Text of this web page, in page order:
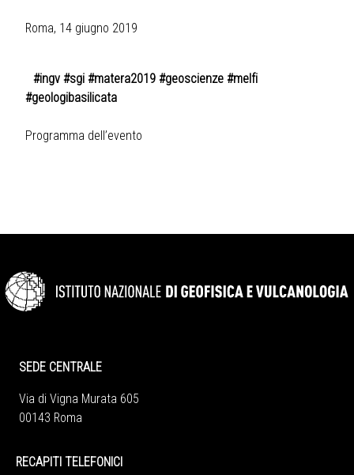
Roma, 14 giugno 2019
#ingv #sgi #matera2019 #geoscienze #melfi
#geologibasilicata
Programma dell’evento
SEDE CENTRALE
Via di Vigna Murata 605
00143 Roma
RECAPITI TELEFONICI